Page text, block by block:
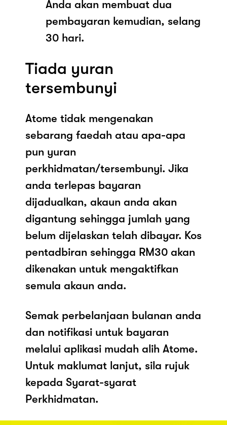
Anda akan membuat dua
pembayaran kemudian, selang
30 hari.
Tiada yuran
tersembunyi
Atome tidak mengenakan
sebarang faedah atau apa-apa
pun yuran
perkhidmatan/tersembunyi. Jika
anda terlepas bayaran
dijadualkan, akaun anda akan
digantung sehingga jumlah yang
belum dijelaskan telah dibayar. Kos
pentadbiran sehingga RM30 akan
dikenakan untuk mengaktifkan
semula akaun anda.
Semak perbelanjaan bulanan anda
dan notifikasi untuk bayaran
melalui aplikasi mudah alih Atome.
Untuk maklumat lanjut, sila rujuk
kepada Syarat-syarat
Perkhidmatan.